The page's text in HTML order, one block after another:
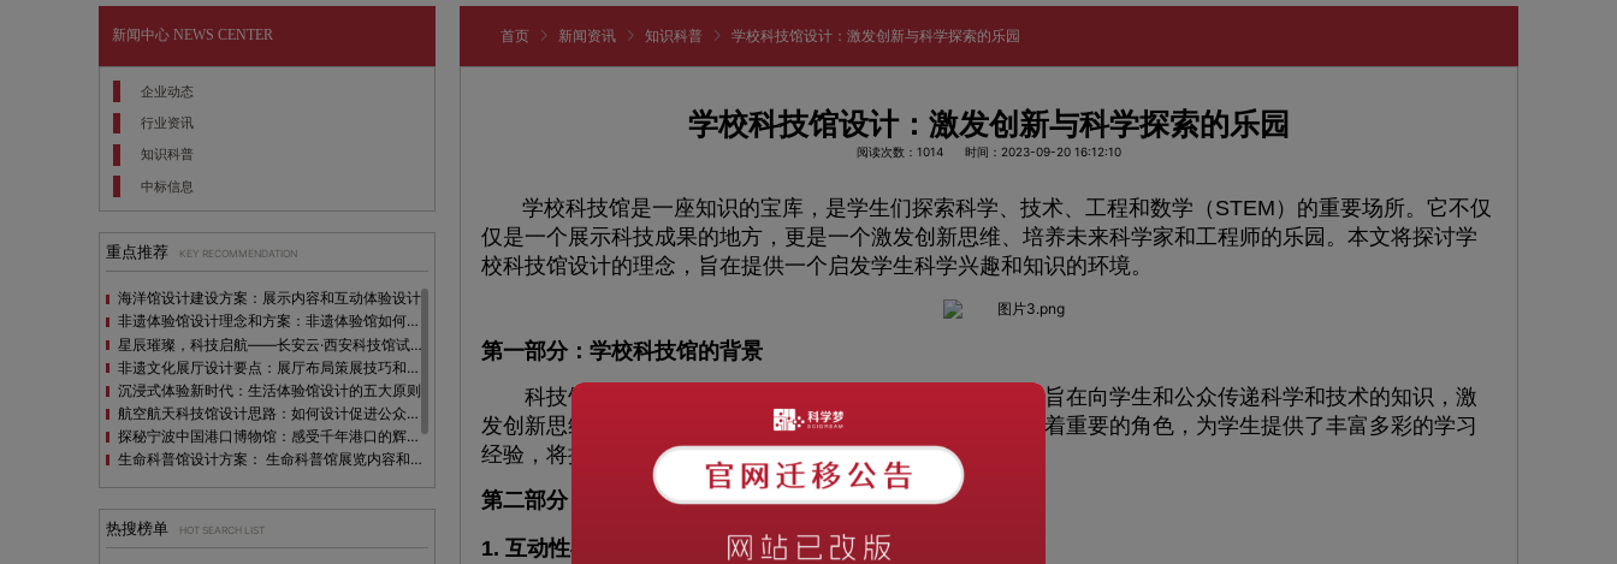
新闻中心NEWS CENTER
企业动态
行业资讯
知识科普
中标信息
重点推荐 KEY RECOMMENDATION
海洋馆设计建设方案：展示内容和互动体验设计
非遗体验馆设计理念和方案：非遗体验馆如何本土化设计？
星辰璀璨，科技启航——长安云·西安科技馆试营业，邀您共赴未来之旅！
非遗文化展厅设计要点：展厅布局策展技巧和创新元素
沉浸式体验新时代：生活体验馆设计的五大原则
航空航天科技馆设计思路：如何设计促进公众的兴趣
探秘宁波中国港口博物馆：感受千年港口的辉煌与变迁
生命科普馆设计方案： ​生命科普馆展览内容和互动方式
全息体验馆设计：打造身临其境的奇妙世界
热搜榜单 HOT SEARCH LIST
首页 新闻资讯 知识科普 学校科技馆设计：激发创新与科学探索的乐园
学校科技馆设计：激发创新与科学探索的乐园
阅读次数：1014 时间：2023-09-20 16:12:10
学校科技馆是一座知识的宝库，是学生们探索科学、技术、工程和数学（STEM）的重要场所。它不仅
仅是一个展示科技成果的地方，更是一个激发创新思维、培养未来科学家和工程师的乐园。本文将探讨学
校科技馆设计的理念，旨在提供一个启发学生科学兴趣和知识的环境。
第一部分：学校科技馆的背景
科技馆是一个融合了展览、实验、互动和教育的场所，旨在向学生和公众传递科学和技术的知识，激
发创新思维，培养科学素养。学校科技馆在教育体系中扮演着重要的角色，为学生提供了丰富多彩的学习
经验，将抽象的科学概念变得具体而有趣。
第二部分：学校科技馆的设计理念
1. 互动性与体验